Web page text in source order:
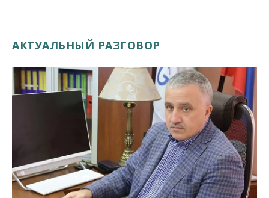
АКТУАЛЬНЫЙ РАЗГОВОР